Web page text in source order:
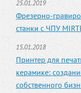
25.01.2019
Фрезерно-
станки с ЧПУ
15.01.2018
Принтер для
керамике:
собственного